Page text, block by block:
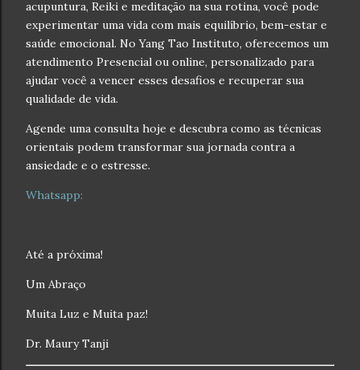
acupuntura, Reiki e meditação na sua rotina, você pode
experimentar uma vida com mais equilíbrio, bem-estar e
saúde emocional. No Yang Tao Instituto, oferecemos um
atendimento Presencial ou online, personalizado para
ajudar você a vencer esses desafios e recuperar sua
qualidade de vida.
Agende uma consulta hoje e descubra como as técnicas
orientais podem transformar sua jornada contra a
ansiedade e o estresse.
Whatsapp:
Até a próxima!
Um Abraço
Muita Luz e Muita paz!
Dr. Maury Tanji